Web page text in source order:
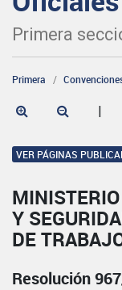
Primera
Primera
|
VER PÁGINAS
Y
DE
Resolución